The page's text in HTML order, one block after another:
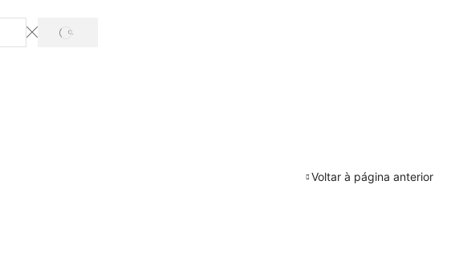
PROCURAR
Voltar à página anterior